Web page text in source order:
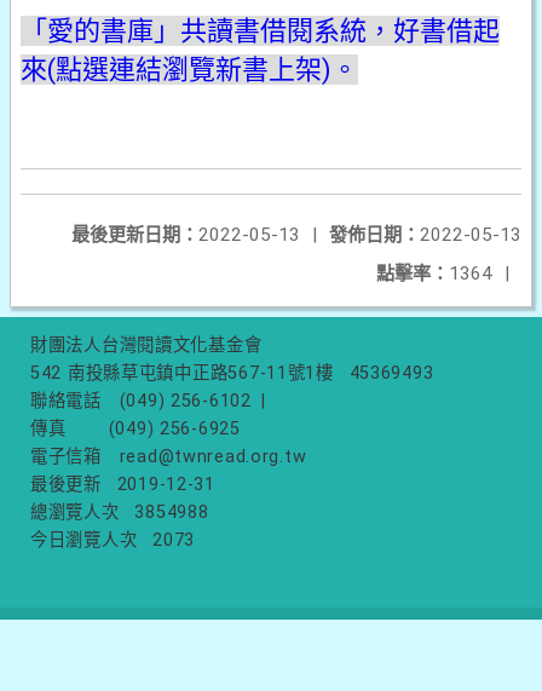
「愛的書庫」共讀書借閱系統，好書借起
來(點選連結瀏覽新書上架)。
發佈日期： 2022-05-13
最後更新日期： 2022-05-13
|
點擊率： 1364 |
財團法人台灣閱讀文化基金會
542 南投縣草屯鎮中正路567-11號1樓
45369493
聯絡電話
(049) 256-6102
傳真
(049) 256-6925
電子信箱
read@twnread.org.tw
最後更新
2019-12-31
總瀏覽人次
3854988
今日瀏覽人次
2073